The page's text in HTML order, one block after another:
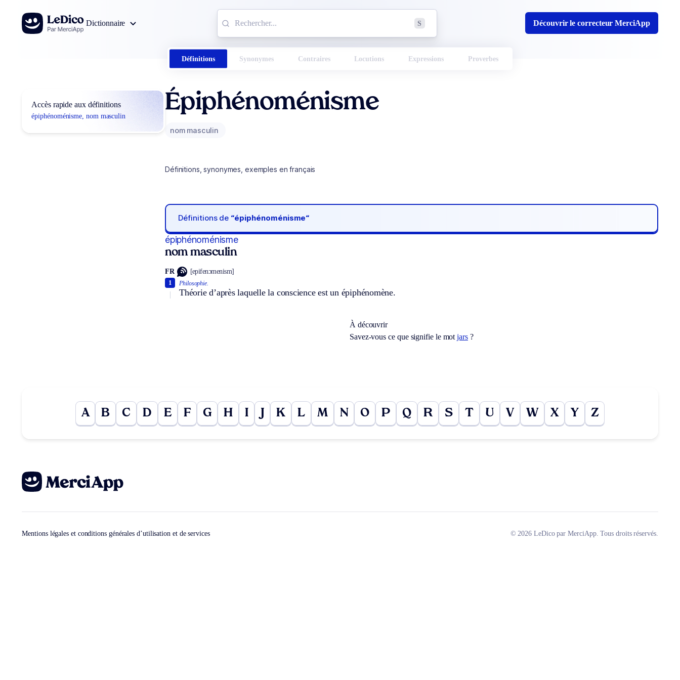
Aller au contenu
Dictionnaire
S Découvrir le correcteur MerciApp
Définitions Synonymes Contraires Locutions Expressions Proverbes
Accès rapide aux définitions
épiphénoménisme, nom masculin
Épiphénoménisme
nom masculin
Définitions, synonymes, exemples en français
Définitions de “épiphénoménisme“
épiphénoménisme
nom masculin
FR [epifenɔmenism]
Philosophie.
Théorie d’après laquelle la conscience est un épiphénomène.
1
À découvrir
Savez-vous ce que signifie le motjars?
A B C D E F G H I K L M N O P Q R S T U V W X Y Z
Mentions légales et conditions générales d’utilisation et de services © 2026 LeDico par MerciApp. Tous droits réservés.